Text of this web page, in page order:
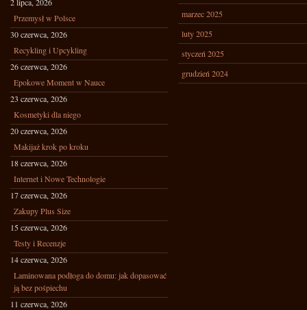
Przemysł w Polsce
30 czerwca, 2026
Recykling i Upcykling
26 czerwca, 2026
Epokowe Moment w Nauce
23 czerwca, 2026
Kosmetyki dla niego
20 czerwca, 2026
Makijaż krok po kroku
18 czerwca, 2026
Internet i Nowe Technologie
17 czerwca, 2026
Zakupy Plus Size
15 czerwca, 2026
Testy i Recenzje
14 czerwca, 2026
Laminowana podłoga do domu: jak dopasować
ją bez pośpiechu
11 czerwca, 2026
marzec 2025
luty 2025
styczeń 2025
grudzień 2024